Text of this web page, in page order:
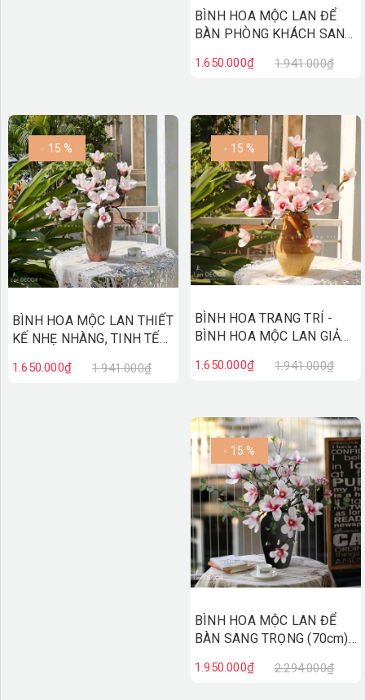
BÌNH HOA MỘC LAN ĐỂ
BÀN PHÒNG KHÁCH SANG
1.650.000₫ 1.941.000₫
- 15 %
BÌNH HOA MỘC LAN THIẾT
KẾ NHẸ NHÀNG, TINH TẾ
1.650.000₫ 1.941.000₫
- 15 %
BÌNH HOA TRANG TRÍ -
BÌNH HOA MỘC LAN GIẢ
(60cm)- CC797
1.650.000₫ 1.941.000₫
- 15 %
BÌNH HOA MỘC LAN ĐỂ
BÀN SANG TRỌNG (70cm)-
1.950.000₫ 2.294.000₫